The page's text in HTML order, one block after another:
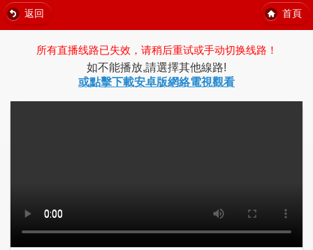
返回 首頁
所有直播线路已失效，请稍后重试或手动切换线路！
如不能播放,請選擇其他線路!
或點擊下載安卓版網絡電視觀看